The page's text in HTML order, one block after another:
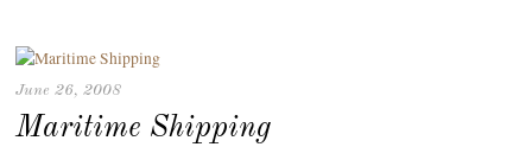
June 26, 2008
Maritime Shipping